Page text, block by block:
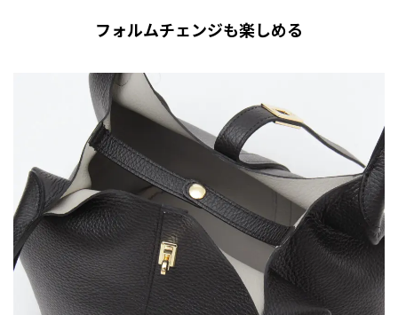
フォルムチェンジも楽しめる